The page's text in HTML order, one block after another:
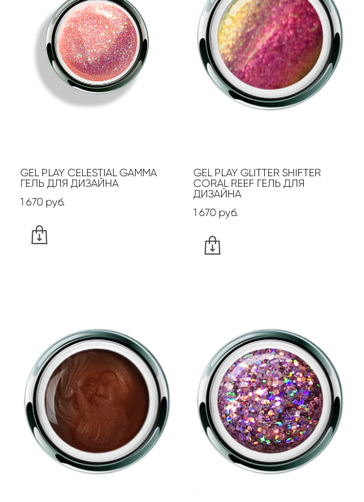
GEL PLAY CELESTIAL GAMMA
ГЕЛЬ ДЛЯ ДИЗАЙНА
1 670 pуб.
GEL PLAY GLITTER SHIFTER
CORAL REEF ГЕЛЬ ДЛЯ
ДИЗАЙНА
1 670 pуб.